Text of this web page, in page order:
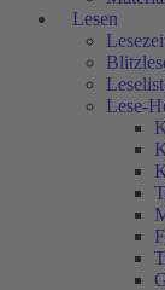
Lesen
Lese-